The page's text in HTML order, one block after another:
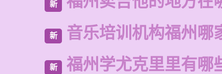
新
新 音乐培训机构福州哪
新 福州学尤克里里有哪